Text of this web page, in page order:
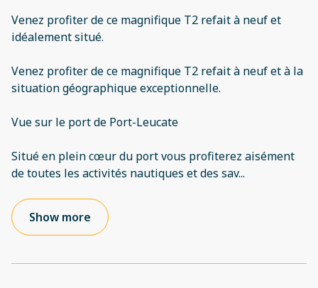
Venez profiter de ce magnifique T2 refait à neuf et
idéalement situé.
Venez profiter de ce magnifique T2 refait à neuf et à la
situation géographique exceptionnelle.
Vue sur le port de Port-Leucate
Situé en plein cœur du port vous profiterez aisément
de toutes les activités nautiques et des sav...
Show more